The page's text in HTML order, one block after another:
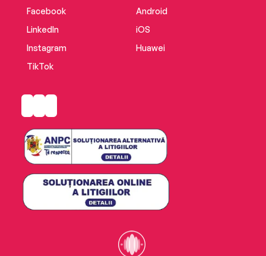
Facebook
LinkedIn
Instagram
TikTok
Android
iOS
Huawei